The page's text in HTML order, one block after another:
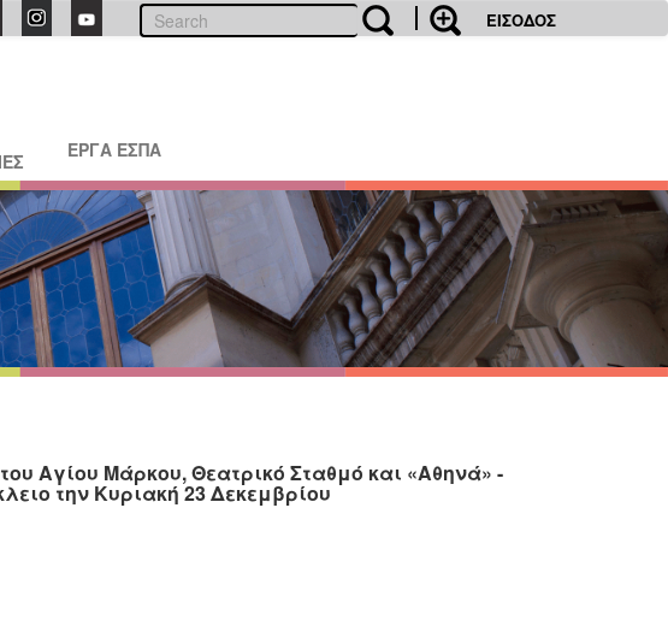
ΕΙΣΟΔΟΣ
ΕΡΓΑ ΕΣΠΑ
Αγίου Μάρκου, Θεατρικό Σταθμό και «Αθηνά» -
την Κυριακή 23 Δεκεμβρίου